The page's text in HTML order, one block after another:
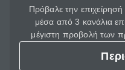
Πρόβαλε την
μέσα από 3 κανάλια
μέγιστη προβολή των